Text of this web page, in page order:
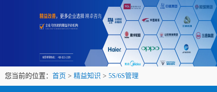
您当前的位置： 首页 > 精益知识 > 5S/6S管理